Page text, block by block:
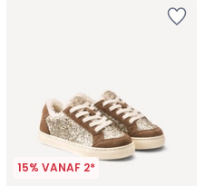
15% VANAF 2*